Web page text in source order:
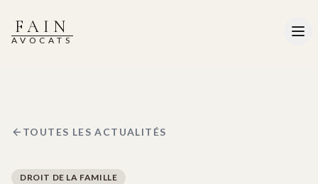
FAIN
AVOCATS
TOUTES LES ACTUALITÉS
DROIT DE LA FAMILLE